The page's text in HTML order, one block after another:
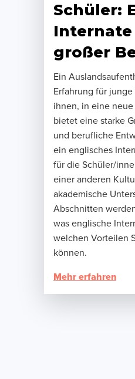
Schüler:
großer
Ein
Erfahrung für
ihnen, in eine
bietet eine starke
und berufliche
ein englisches
für die Schüler/
einer anderen
akademische
Abschnitten
was englische
welchen Vorteilen
können.
Mehr erfahren